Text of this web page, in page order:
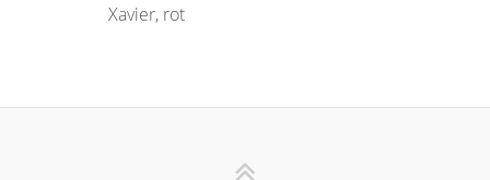
Xavier, rot